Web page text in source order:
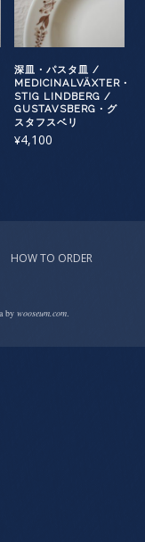
深皿・パスタ皿 /
MEDICINALVÄXTER・
STIG LINDBERG /
GUSTAVSBERG・グ
スタフスベリ
¥4,100
HOW TO ORDER
by wooseum.com